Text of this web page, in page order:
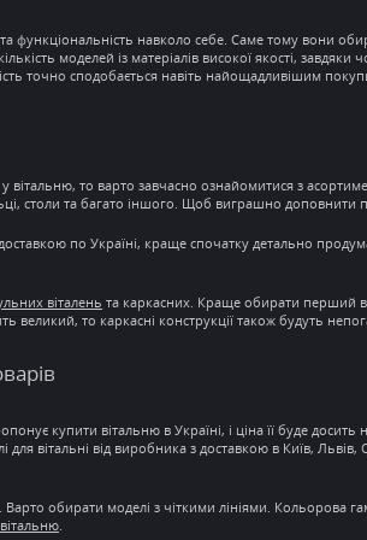
функціональність навколо себе. Саме тому вони
моделей із матеріалів високої якості, завдяки
точно сподобається навіть найощадливішим
вітальню, то варто завчасно ознайомитися з
столи та багато іншого. Щоб виграшно доповнити
по Україні, краще спочатку детально
віталень та каркасних. Краще обирати перший
великий, то каркасні конструкції також будуть
купити вітальню в Україні, і цінаїї буде досить
вітальні від виробника здоставкоюв Київ, Львів,
Варто обирати моделі з чіткими лініями. Кольорова
.